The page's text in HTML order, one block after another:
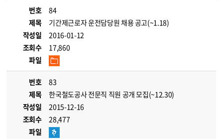
번호
84
제목
기간제근로자 운전담당원 채용 공고(~1.18)
작성일
2016-01-12
조회수
17,860
파일
번호
83
제목
한국철도공사 전문직 직원 공개 모집(~12.30)
작성일
2015-12-16
조회수
28,477
파일